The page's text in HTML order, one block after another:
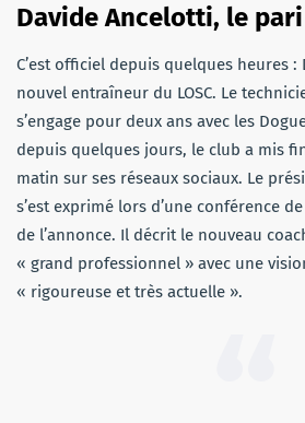
Davide Ancelotti, le pari
C’est officiel depuis quelques heures
nouvel entraîneur du LOSC. Le
s’engage pour deux ans avec les
depuis quelques jours, le club a mis
matin sur ses réseaux sociaux. Le
s’est exprimé lors d’une conférence
de l’annonce. Il décrit le nouveau
« grand professionnel » avec une
« rigoureuse et très actuelle ».